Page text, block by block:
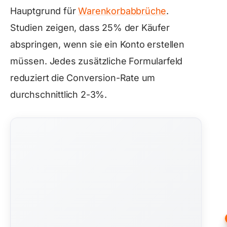
Hauptgrund fürWarenkorbabbrüche.
Studien zeigen, dass 25% der Käufer
abspringen, wenn sie ein Konto erstellen
müssen. Jedes zusätzliche Formularfeld
reduziert die Conversion-Rate um
durchschnittlich 2-3%.